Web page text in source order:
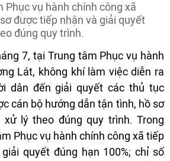
Phục vụ hành chính công xã
được tiếp nhận và giải quyết
đúng quy trình.
7, tại Trung tâm Phục vụ hành
Lát, không khí làm việc diễn ra
dân đến giải quyết các thủ tục
cán bộ hướng dẫn tận tình, hồ sơ
lý theo đúng quy trình. Trong
Phục vụ hành chính công xã tiếp
quyết đúng hạn 100%; chỉ số